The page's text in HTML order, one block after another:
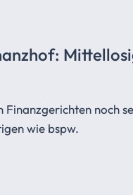
noch
wie bspw.